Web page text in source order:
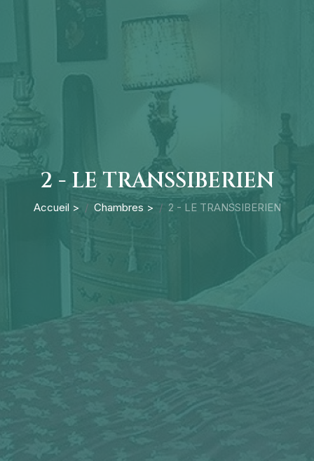
2 - LE TRANSSIBERIEN
Accueil > Chambres > 2 - LE TRANSSIBERIEN